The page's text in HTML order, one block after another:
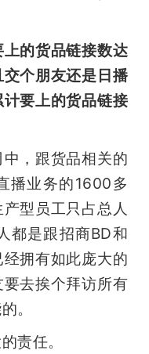
的货品链接数达
个朋友还是日播
要上的货品链接
，跟货品相关的
播业务的1600多
型员工只占总人
都是跟招商BD和
拥有如此庞大的
去挨个拜访所有
。
责任。